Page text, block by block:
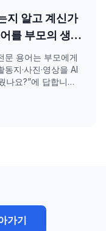
지 알고 계신가
를 부모의 생활
문 용어는 부모에게
지·사진·영상을 AI
요?”에 답합니다.
가기